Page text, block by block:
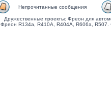
Непрочитанные сообщения
Дружественные проекты: Фреон для
Фреон R134a, R410A, R404A, R606a,